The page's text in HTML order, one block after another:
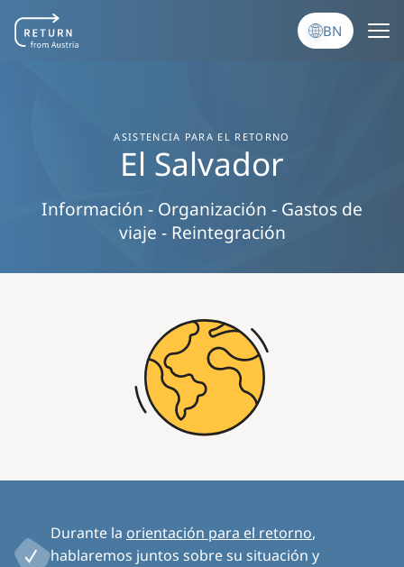
BN
ASISTENCIA PARA EL RETORNO
El Salvador
Información - Organización - Gastos de
viaje - Reintegración
Durante la orientación para el retorno,
hablaremos juntos sobre su situación y